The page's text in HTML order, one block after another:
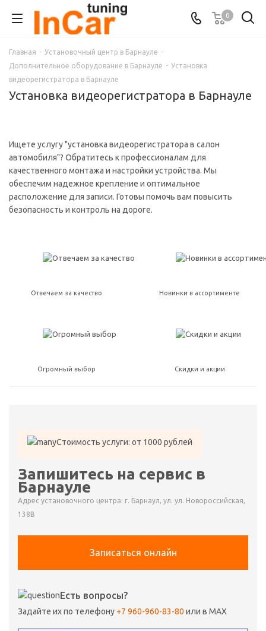
0
Главная - Установочный центр в Барнауле -
Дополнительное оборудование в Барнауле - Установка
видеорегистратора в Барнауле
Установка видеорегистратора в Барнауле
Ищете услугу "установка видеорегистратора в салон
автомобиля"? Обратитесь к профессионалам для
качественного монтажа и настройки устройства. Мы
обеспечим надежное крепление и оптимальное
расположение для записи. Готовы помочь вам повысить
безопасность и контроль на дороге.
Отвечаем за качество Новинки в ассортименте
Огромный выбор Скидки и акции
Стоимость услуги: от 1000 рублей
Запишитесь на сервис в
Барнауле
Адрес установочного центра: г. Барнаул, ул. ул. Новороссийская,
138В
Записаться онлайн
Есть вопросы?
Задайте их по телефону +7 960-960-83-80 или в MAX